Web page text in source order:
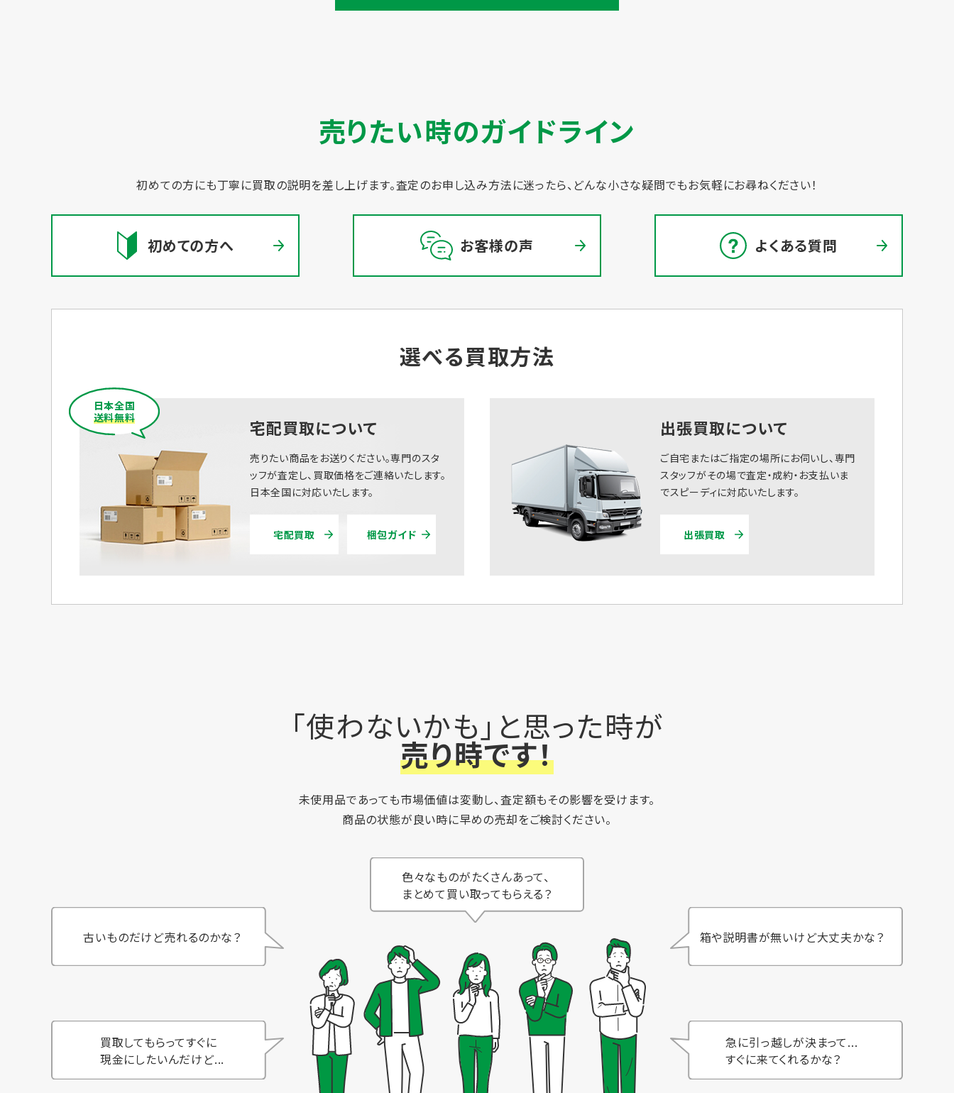
売りたい時のガイドライン
初めての方にも丁寧に買取の説明を差し上げます。査定のお申し込み方法に迷ったら、どんな小さな疑問でもお気軽にお尋ねください！
初めての方へ お客様の声 よくある質問
選べる買取方法
宅配買取について
日本全国
送料無料
売りたい商品をお送りください。専門のスタ
ッフが査定し、買取価格をご連絡いたします。
日本全国に対応いたします。
宅配買取 梱包ガイド
出張買取について
ご自宅またはご指定の場所にお伺いし、専門
スタッフがその場で査定・成約・お支払いま
でスピーディに対応いたします。
出張買取
「使わないかも」と思った時が
売り時です！
未使用品であっても市場価値は変動し、査定額もその影響を受けます。
商品の状態が良い時に早めの売却をご検討ください。
色々なものがたくさんあって、
まとめて買い取ってもらえる？
古いものだけど売れるのかな？ 箱や説明書が無いけど大丈夫かな？
買取してもらってすぐに
現金にしたいんだけど...
急に引っ越しが決まって...
すぐに来てくれるかな？